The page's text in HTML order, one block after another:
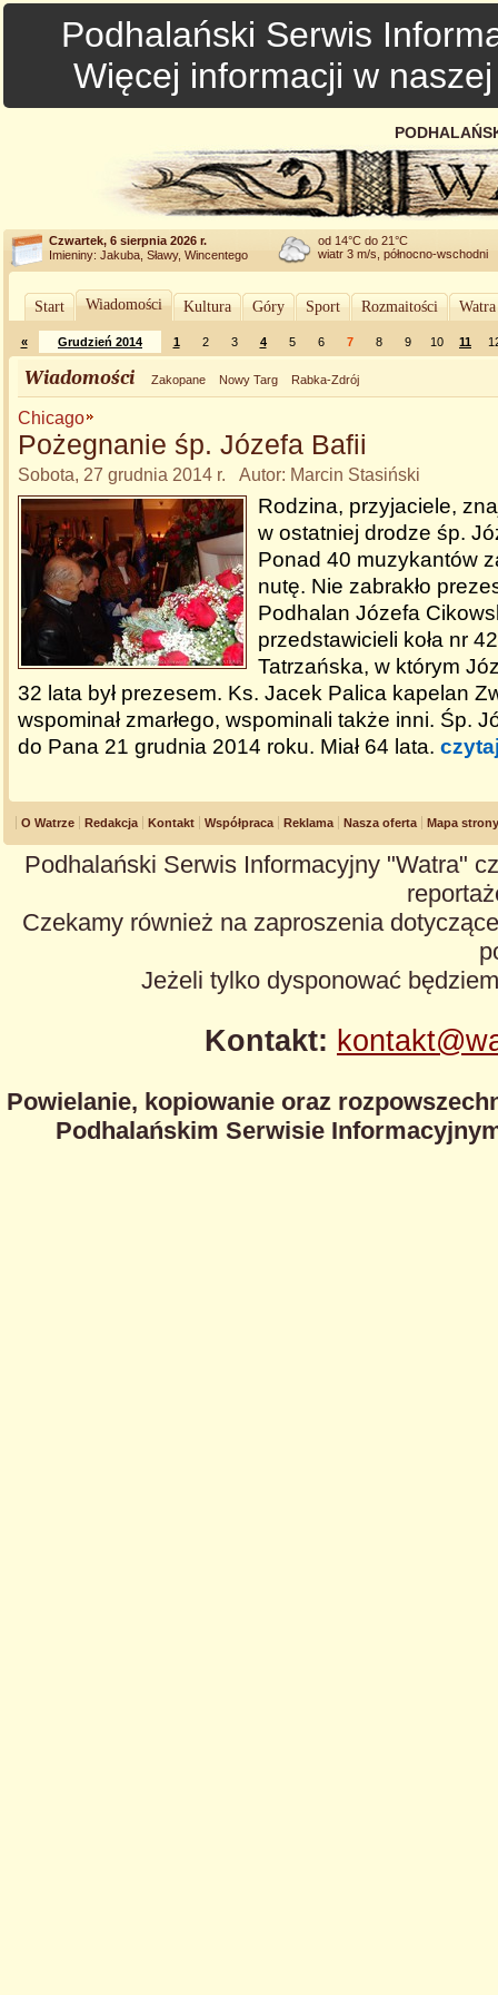
Podhalański Serwis
Więcej informacji w
Czwartek, 6 sierpnia 2026 r.
Imieniny: Jakuba, Sławy, Wincentego
od 14°C do 21°C
wiatr 3 m/s, północno-wschodni
Start Wiadomości Kultura Góry Sport Rozmaitości
« Grudzień 2014 1 2 3 4 5 6 7 8 9 10 11
Wiadomości Zakopane Nowy Targ Rabka-Zdrój
Chicago
Pożegnanie śp. Józefa Bafii
Sobota, 27 grudnia 2014 r. Autor: Marcin Stasiński
Rodzina, przyjaciele,
w ostatniej drodze śp.
Ponad 40 muzykantów
nutę. Nie zabrakło
Podhalan Józefa
przedstawicieli koła nr
Tatrzańska, w którym
32 lata był prezesem. Ks. Jacek Palica kapelan
wspominał zmarłego, wspominali także inni. Śp.
do Pana 21 grudnia 2014 roku. Miał 64 lata.
O Watrze Redakcja Kontakt Współpraca Reklama Nasza oferta Mapa strony
Podhalański Serwis Informacyjny "Watra"
Czekamy również na zaproszenia
Jeżeli tylko dysponować
Kontakt:
Powielanie, kopiowanie oraz
Podhalańskim Serwisie